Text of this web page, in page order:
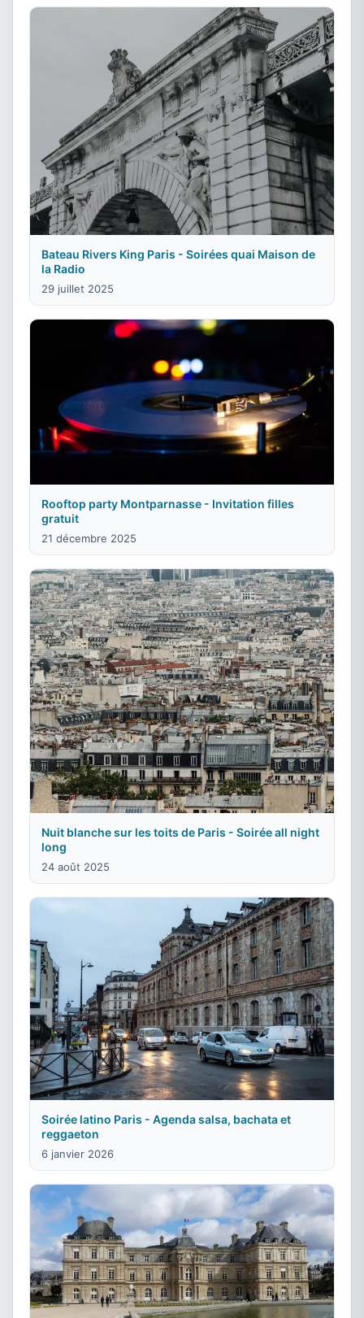
Bateau Rivers King Paris - Soirées quai Maison de
la Radio
29 juillet 2025
Rooftop party Montparnasse - Invitation filles
gratuit
21 décembre 2025
Nuit blanche sur les toits de Paris - Soirée all night
long
24 août 2025
Soirée latino Paris - Agenda salsa, bachata et
reggaeton
6 janvier 2026